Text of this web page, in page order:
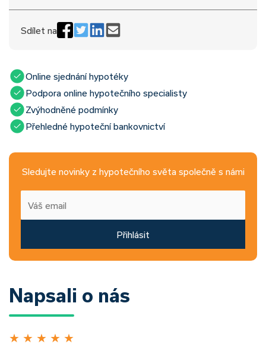
Sdílet na
Online sjednání hypotéky
Podpora online hypotečního specialisty
Zvýhodněné podmínky
Přehledné hypoteční bankovnictví
Sledujte novinky z hypotečního světa společně s námi
Přihlásit
Napsali o nás
★ ★ ★ ★ ★